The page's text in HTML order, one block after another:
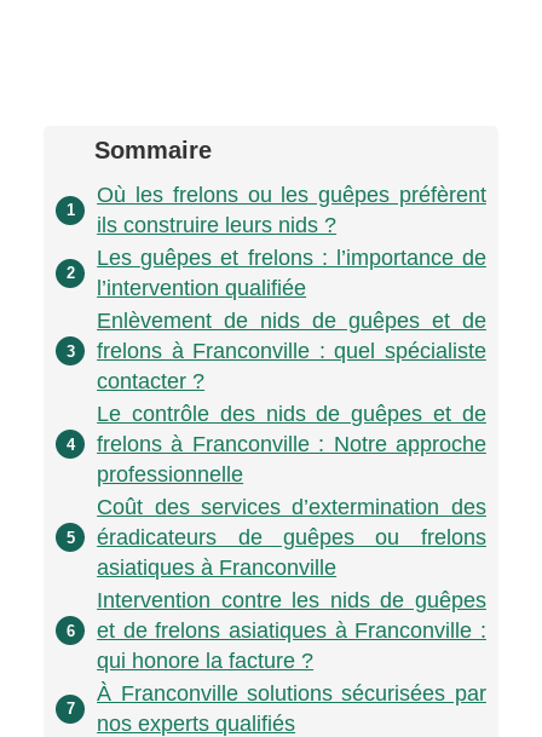
Sommaire
1
Où les frelons ou les guêpes préfèrent
ils construire leurs nids ?
2
Les guêpes et frelons : l’importance de
l’intervention qualifiée
3
Enlèvement de nids de guêpes et de
frelons à Franconville : quel spécialiste
contacter ?
4
Le contrôle des nids de guêpes et de
frelons à Franconville : Notre approche
professionnelle
5
Coût des services d’extermination des
éradicateurs de guêpes ou frelons
asiatiques à Franconville
6
Intervention contre les nids de guêpes
et de frelons asiatiques à Franconville :
qui honore la facture ?
7
À Franconville solutions sécurisées par
nos experts qualifiés